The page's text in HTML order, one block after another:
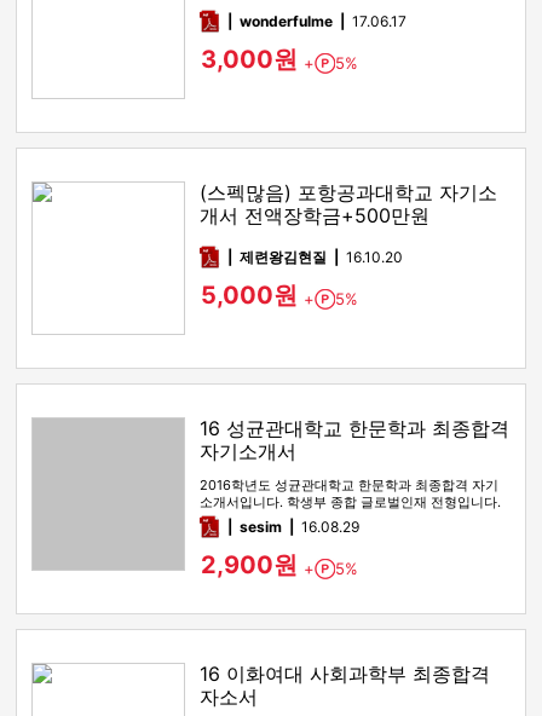
pdfwonderfulme 17.06.17
3,000원 + Point
5%
(스펙많음) 포항공과대학교 자기소
개서 전액장학금+500만원
pdf제련왕김현질 16.10.20
5,000원 + Point
5%
16 성균관대학교 한문학과 최종합격
자기소개서
2016학년도 성균관대학교 한문학과 최종합격 자기
소개서입니다. 학생부 종합 글로벌인재 전형입니다.
1,2,3 항목이 포함되어…
pdfsesim 16.08.29
2,900원 + Point
5%
16 이화여대 사회과학부 최종합격
자소서